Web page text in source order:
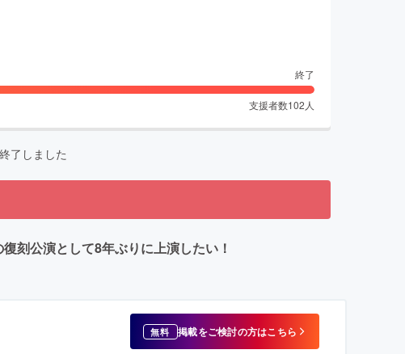
終了
支援者数102 人
了しました
刻公演として8年ぶりに上演したい！
無料 掲載をご検討の方はこちら